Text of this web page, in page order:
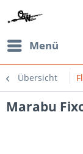
Menü
Übersicht
Marabu